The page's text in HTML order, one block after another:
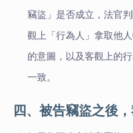
竊盜」是否成立，法官
觀上「行為人」拿取他
的意圖，以及客觀上的
一致。
四、被告竊盜之後